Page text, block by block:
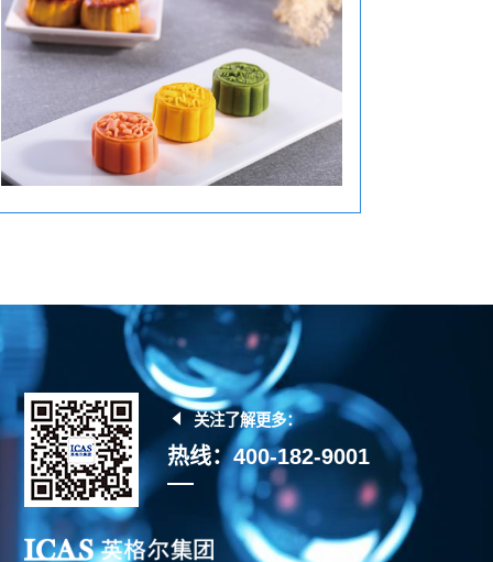
关注了解更多：
热线：400-182-9001